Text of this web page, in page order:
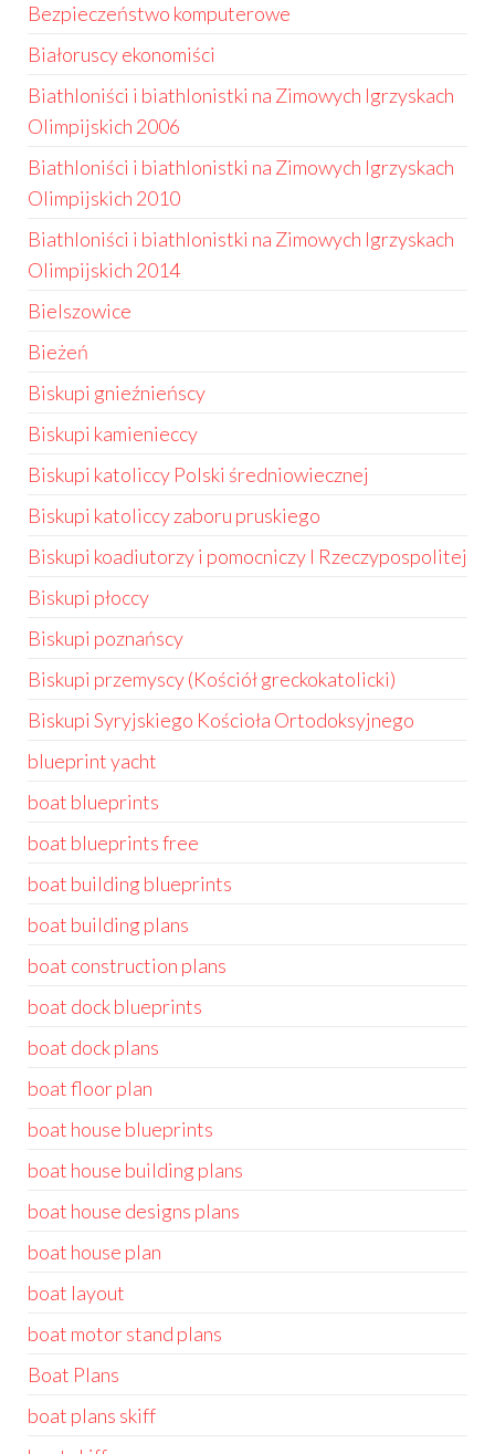
Bezpieczeństwo komputerowe
Białoruscy ekonomiści
Biathloniści i biathlonistki na Zimowych Igrzyskach
Olimpijskich 2006
Biathloniści i biathlonistki na Zimowych Igrzyskach
Olimpijskich 2010
Biathloniści i biathlonistki na Zimowych Igrzyskach
Olimpijskich 2014
Bielszowice
Bieżeń
Biskupi gnieźnieńscy
Biskupi kamienieccy
Biskupi katoliccy Polski średniowiecznej
Biskupi katoliccy zaboru pruskiego
Biskupi koadiutorzy i pomocniczy I Rzeczypospolitej
Biskupi płoccy
Biskupi poznańscy
Biskupi przemyscy (Kościół greckokatolicki)
Biskupi Syryjskiego Kościoła Ortodoksyjnego
blueprint yacht
boat blueprints
boat blueprints free
boat building blueprints
boat building plans
boat construction plans
boat dock blueprints
boat dock plans
boat floor plan
boat house blueprints
boat house building plans
boat house designs plans
boat house plan
boat layout
boat motor stand plans
Boat Plans
boat plans skiff